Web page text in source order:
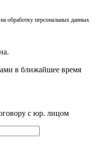
обработку персональных данных
в ближайшее время
с юр. лицом